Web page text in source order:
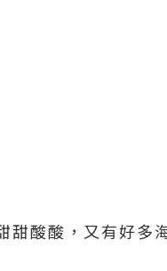
甜酸酸，又有好多